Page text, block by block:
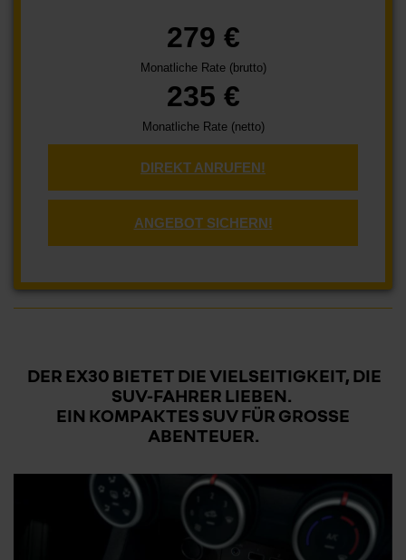
ANGEBOT SICHERN!
DIREKT ANRUFEN!
279 €
Monatliche Rate (brutto)
235 €
Monatliche Rate (netto)
DER EX30 BIETET DIE VIELSEITIGKEIT, DIE
SUV-FAHRER LIEBEN.
EIN KOMPAKTES SUV FÜR GROSSE A
BENTEUER.